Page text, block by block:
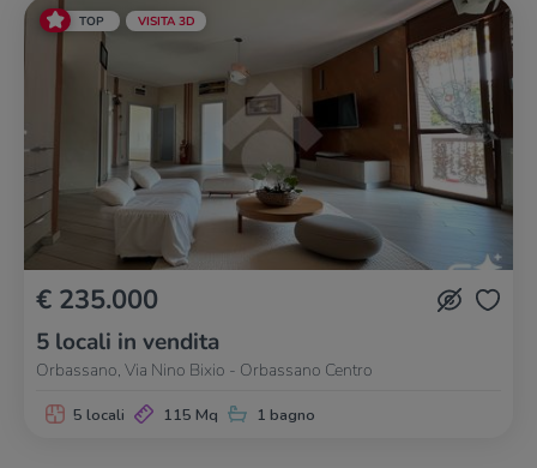
TOP VISITA 3D
€ 235.000
5 locali in vendita
Orbassano, Via Nino Bixio - Orbassano Centro
5 locali 115 Mq 1 bagno